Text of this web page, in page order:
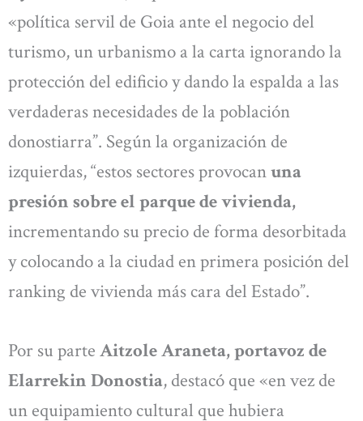
«política servil de Goia ante el negocio del
turismo, un urbanismo a la carta ignorando la
protección del edificio y dando la espalda a las
verdaderas necesidades de la población
donostiarra”. Según la organización de
izquierdas, “estos sectores provocanuna
presión sobre el parque de vivienda,
incrementando su precio de forma desorbitada
y colocando a la ciudad en primera posición del
ranking de vivienda más cara del Estado”.
Por su parte Aitzole Araneta, portavoz de
Elarrekin Donostia, destacó que «en vez de
un equipamiento cultural que hubiera